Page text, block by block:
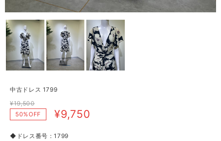
中古ドレス 1799
¥19,500
50%OFF
¥9,750
◆ドレス番号：1799